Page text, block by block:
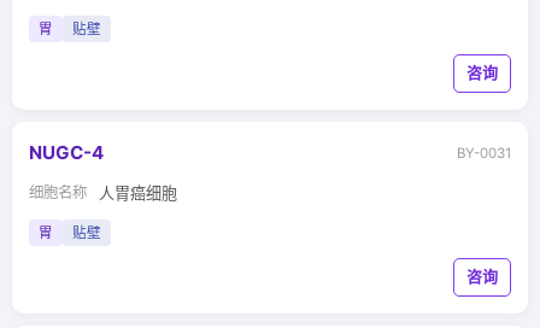
胃 贴壁
咨询
NUGC-4 BY-0031
细胞名称 人胃癌细胞
胃 贴壁
咨询